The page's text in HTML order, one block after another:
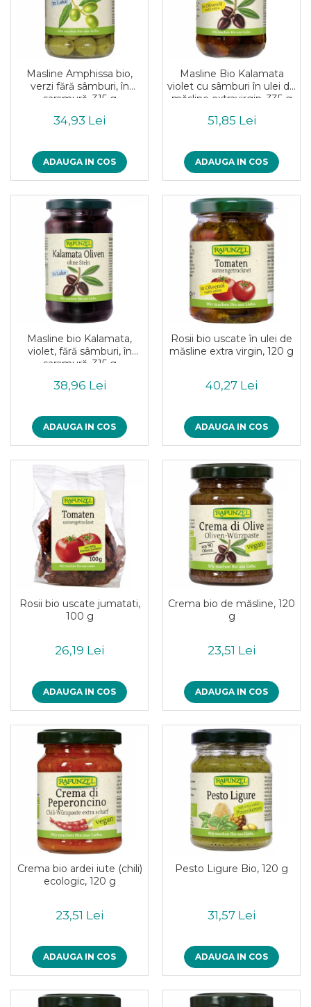
Masline Amphissa bio,
verzi fără sâmburi, în
saramură, 315 g
34,93 Lei
ADAUGA IN COS
Masline Bio Kalamata
violet cu sâmburi în ulei de
măsline extravirgin, 335 g
51,85 Lei
ADAUGA IN COS
Masline bio Kalamata,
violet, fără sâmburi, în
saramură, 315 g
38,96 Lei
ADAUGA IN COS
Rosii bio uscate în ulei de
măsline extra virgin, 120 g
40,27 Lei
ADAUGA IN COS
Rosii bio uscate jumatati,
100 g
26,19 Lei
ADAUGA IN COS
Crema bio de măsline, 120
g
23,51 Lei
ADAUGA IN COS
Crema bio ardei iute (chili)
ecologic, 120 g
23,51 Lei
ADAUGA IN COS
Pesto Ligure Bio, 120 g
31,57 Lei
ADAUGA IN COS